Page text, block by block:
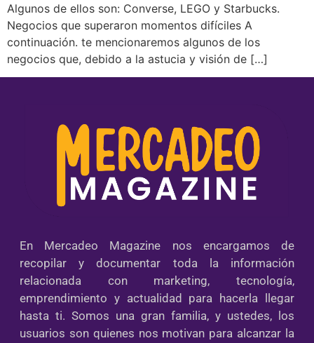
Algunos de ellos son: Converse, LEGO y Starbucks.
Negocios que superaron momentos difíciles A
continuación. te mencionaremos algunos de los
negocios que, debido a la astucia y visión de […]
En Mercadeo Magazine nos encargamos de
recopilar y documentar toda la información
relacionada con marketing, tecnología,
emprendimiento y actualidad para hacerla llegar
hasta ti. Somos una gran familia, y ustedes, los
usuarios son quienes nos motivan para alcanzar la